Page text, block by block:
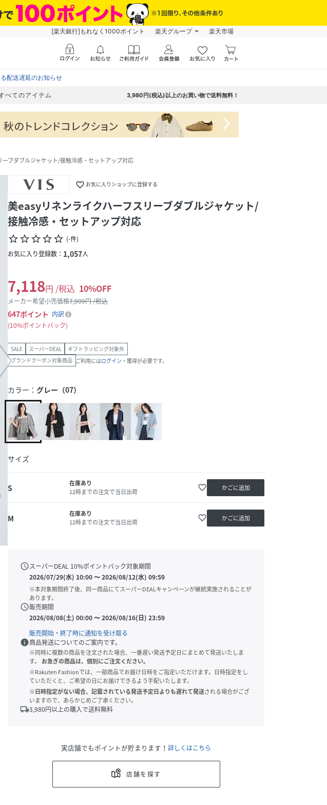
[楽天銀行]もれなく1000ポイント 楽天グループ 楽天市場
配送遅延のお知らせ
べてのアイテム 3,980円(税込)以上のお買い物で送料無料！
navigate_next
ブダブルジャケット/接触冷感・セットアップ対応
favorite_border お気に入りショップに登録する
美easyリネンライクハーフスリーブダブルジャケット/
接触冷感・セットアップ対応
star_borderstar_borderstar_borderstar_borderstar_border (-件)
お気に入り登録数： 1,057人
7,118円 /税込 10%OFF
メーカー希望小売価格7,909円 /税込
647ポイント 内訳
10%ポイントバック
SALE スーパーDEAL
ギフトラッピング対象外
ブランドクーポン対象商品 ご利用にはログイン ・獲得が必要です。
カラー： グレー（07）
サイズ
S
在庫あり
12時までの注文で当日出荷
favorite_border かごに追加
M
在庫あり
12時までの注文で当日出荷
favorite_border かごに追加
scheduleスーパーDEAL 10%ポイントバック対象期間
2026/07/29(水) 10:00〜2026/08/12(水) 09:59
※本対象期間終了後、同一商品にてスーパーDEALキャンペーンが継続実施されることが
あります。
schedule販売期間
2026/08/08(土) 00:00〜2026/08/16(日) 23:59
販売開始・終了時に通知を受け取る
info商品発送についてのご案内です。
※同時に複数の商品を注文された場合、一番遅い発送予定日にまとめて発送いたしま
す。
お急ぎの商品は、個別にご注文ください。
※Rakuten Fashionでは、一部商品でお届け日時をご指定いただけます。日時指定をし
ていただくと、ご希望の日にお届けできるよう手配いたします。
※日時指定がない場合、記載されている発送予定日よりも遅れて発送される場合がござ
いますので、あらかじめご了承ください。
local_shipping3,980円以上の購入で送料無料
実店舗でもポイントが貯まります！ 詳しくはこちら
店舗を探す